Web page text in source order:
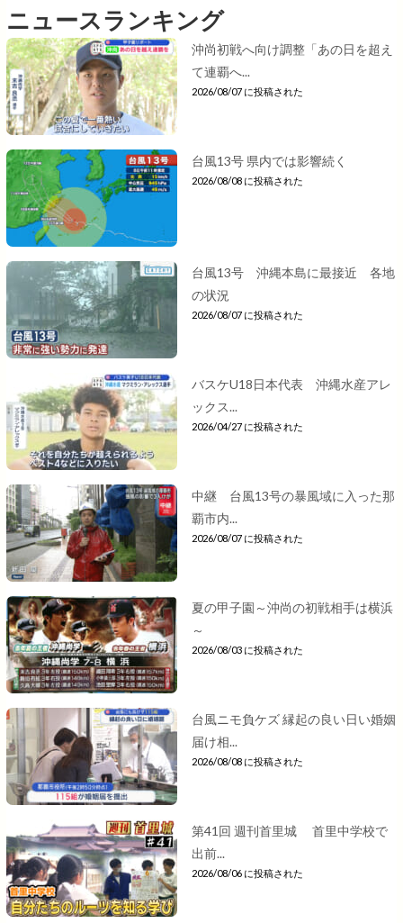
ニュースランキング
沖尚初戦へ向け調整「あの日を超え
て連覇へ...
2026/08/07 に投稿された
台風13号 県内では影響続く
2026/08/08 に投稿された
台風13号 沖縄本島に最接近 各地
の状況
2026/08/07 に投稿された
バスケU18日本代表 沖縄水産アレ
ックス...
2026/04/27 に投稿された
中継 台風13号の暴風域に入った那
覇市内...
2026/08/07 に投稿された
夏の甲子園～沖尚の初戦相手は横浜
～
2026/08/03 に投稿された
台風ニモ負ケズ 縁起の良い日い婚姻
届け相...
2026/08/08 に投稿された
第41回 週刊首里城 首里中学校で
出前...
2026/08/06 に投稿された